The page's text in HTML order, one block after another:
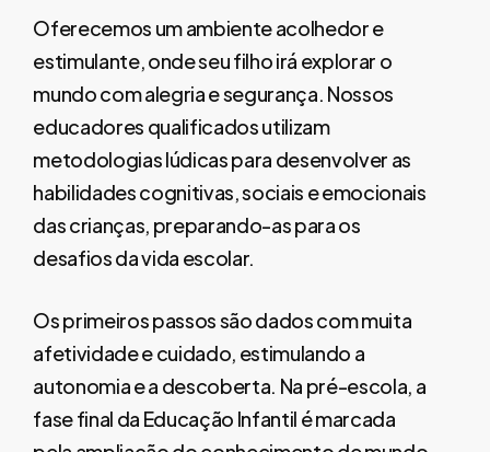
Oferecemos um ambiente acolhedor e
estimulante, onde seu filho irá explorar o
mundo com alegria e segurança. Nossos
educadores qualificados utilizam
metodologias lúdicas para desenvolver as
habilidades cognitivas, sociais e emocionais
das crianças, preparando-as para os
desafios da vida escolar.
Os primeiros passos são dados com muita
afetividade e cuidado, estimulando a
autonomia e a descoberta. Na pré-escola, a
fase final da Educação Infantil é marcada